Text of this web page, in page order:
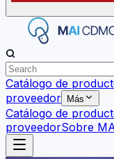
Catálogo de
proveedor
Más
Catálogo de
proveedorSobre